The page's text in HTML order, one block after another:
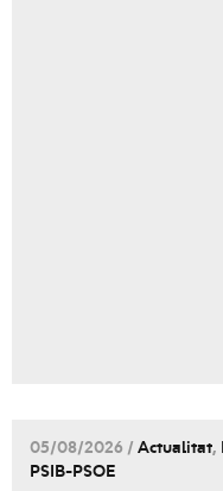
05/08/2026 / Actualitat,
PSIB-PSOE